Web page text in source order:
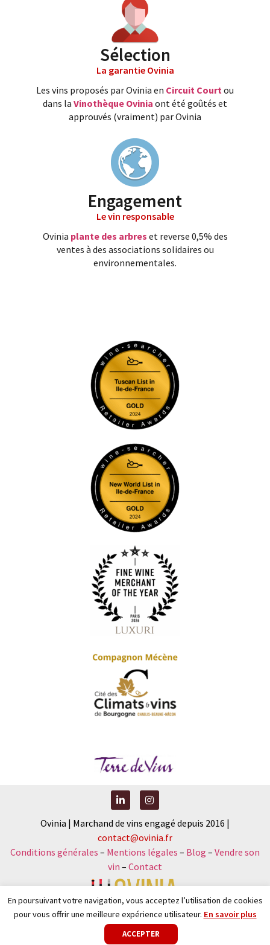
Sélection
La garantie Ovinia
Les vins proposés par Ovinia en Circuit Courtou
dans la Vinothèque Ovinia ont été goûtés et
approuvés (vraiment) par Ovinia
Engagement
Le vin responsable
Ovinia plante des arbres et reverse 0,5% des
ventes à des associations solidaires ou
environnementales.
Ovinia | Marchand de vins engagé depuis 2016 |
contact@ovinia.fr
Conditions générales – Mentions légales – Blog – Vendre son
vin – Contact
Nouveau : faîtes votre diagnostic vinicole et recevez votre
sélection sur-mesure
En poursuivant votre navigation, vous acceptez l’utilisation de cookies
pour vous offrir une meilleure expérience utilisateur. En savoir plus
ACCEPTER